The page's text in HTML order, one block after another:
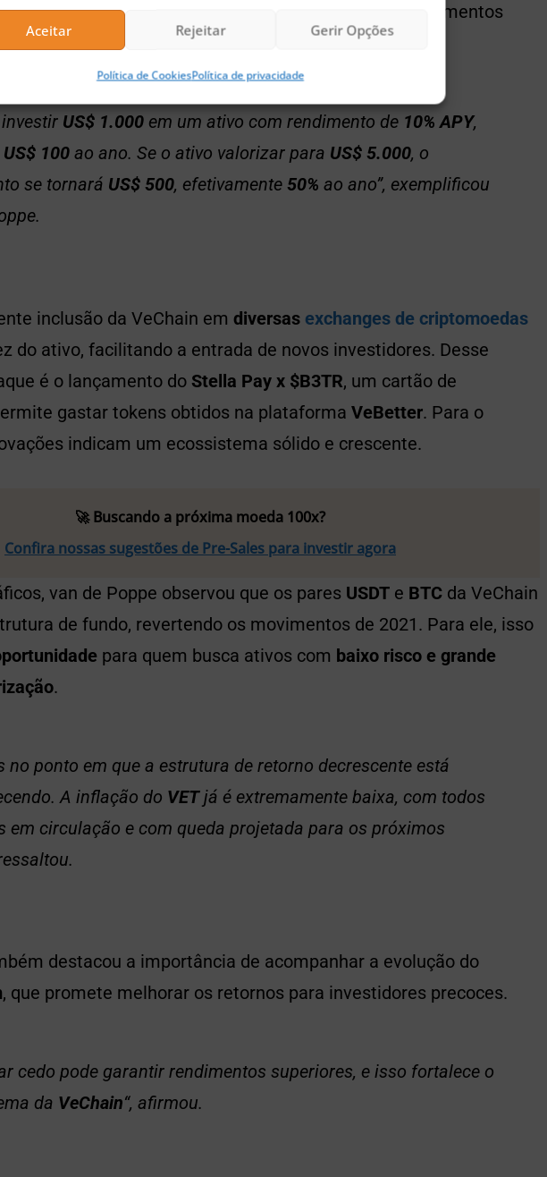
Aceitar Rejeitar Gerir Opções
Política de CookiesPolítica de privacidade
destakingque, segundo o analista, pode garantir rendimentos
investir US$ 1.000em um ativo com rendimento de 10% APY,
US$ 100ao ano. Se o ativo valorizar para US$ 5.000, o
se tornará US$ 500, efetivamente 50% ao ano”, exemplificou
inclusão da VeChain em diversas exchanges de criptomoedas
do ativo, facilitando a entrada de novos investidores. Desse
é o lançamento do Stella Pay x $B3TR, um cartão de
gastar tokens obtidos na plataforma VeBetter. Para o
indicam um ecossistema sólido e crescente.
🚀 Buscando a próxima moeda 100x?
Confira nossas sugestões de Pre-Sales para investir agora
van de Poppe observou que os pares USDT e BTC da VeChain
de fundo, revertendo os movimentos de 2021. Para ele, isso
para quem busca ativos com baixo risco e grande
.
no ponto em que a estrutura de retorno decrescente está
A inflação do VETjá é extremamente baixa, com todos
em circulação e com queda projetada para os próximos
destacou a importância de acompanhar a evolução do
, que promete melhorar os retornos para investidores precoces.
cedo pode garantir rendimentos superiores, e isso fortalece o
da VeChain“, afirmou.